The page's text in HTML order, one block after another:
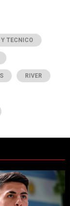
TECNICO
RIVER
da Gama
de tendencia con el